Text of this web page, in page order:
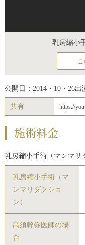
乳房縮小
公開日：2014・10・26出
共有 https://
施術料金
乳房縮小手術（マンマリ
乳房縮小手術（マ
ンマリダクショ
ン）
高須幹弥医師の場
合